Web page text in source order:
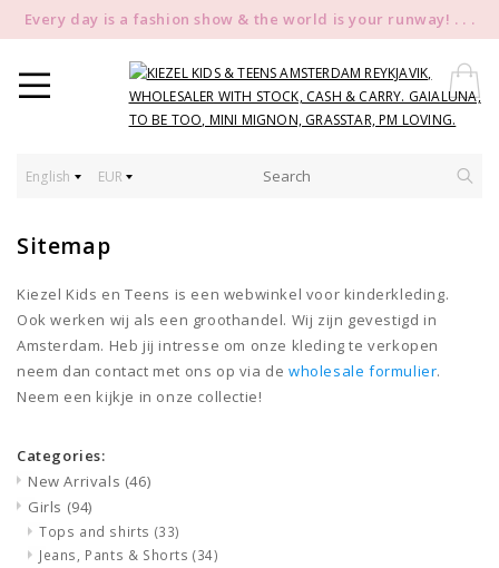
Every day is a fashion show & the world is your runway! . . .
English EUR
Sitemap
Kiezel Kids en Teens is een webwinkel voor kinderkleding.
Ook werken wij als een groothandel. Wij zijn gevestigd in
Amsterdam. Heb jij intresse om onze kleding te verkopen
neem dan contact met ons op via dewholesale formulier.
Neem een kijkje in onze collectie!
Categories:
New Arrivals (46)
Girls (94)
Tops and shirts (33)
Jeans, Pants & Shorts(34)